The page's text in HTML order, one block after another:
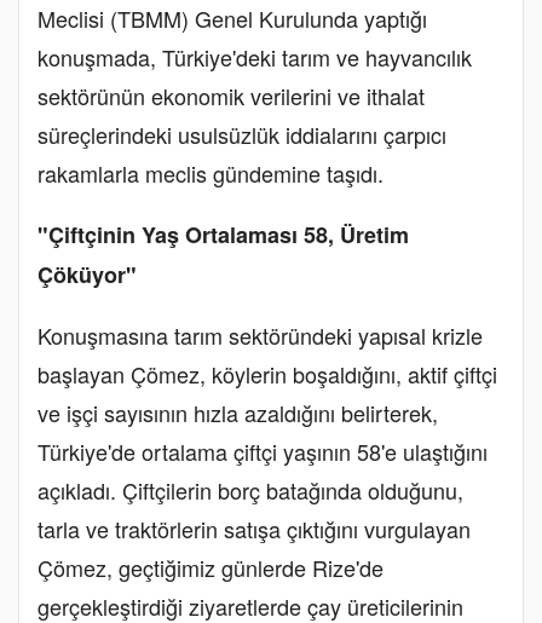
Meclisi (TBMM) Genel Kurulunda yaptığı
konuşmada, Türkiye'deki tarım ve hayvancılık
sektörünün ekonomik verilerini ve ithalat
süreçlerindeki usulsüzlük iddialarını çarpıcı
rakamlarla meclis gündemine taşıdı.
"Çiftçinin Yaş Ortalaması 58, Üretim
Çöküyor"
Konuşmasına tarım sektöründeki yapısal krizle
başlayan Çömez, köylerin boşaldığını, aktif çiftçi
ve işçi sayısının hızla azaldığını belirterek,
Türkiye'de ortalama çiftçi yaşının 58'e ulaştığını
açıkladı. Çiftçilerin borç batağında olduğunu,
tarla ve traktörlerin satışa çıktığını vurgulayan
Çömez, geçtiğimiz günlerde Rize'de
gerçekleştirdiği ziyaretlerde çay üreticilerinin